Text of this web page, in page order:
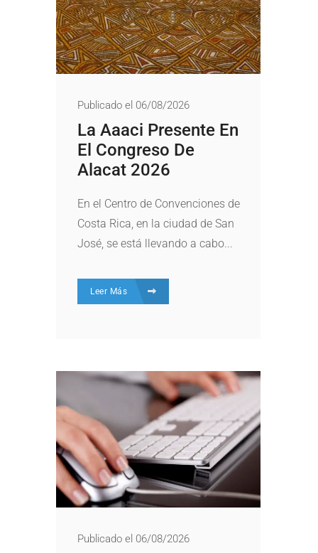
Publicado el 06/08/2026
La Aaaci Presente En
El Congreso De
Alacat 2026
En el Centro de Convenciones de
Costa Rica, en la ciudad de San
José, se está llevando a cabo...
Leer Más
Publicado el 06/08/2026